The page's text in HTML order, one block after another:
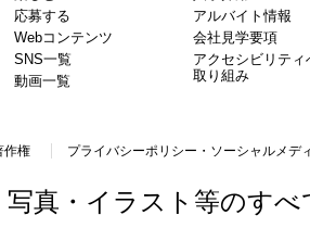
応募する
Webコンテンツ
SNS一覧
動画一覧
アルバイト情報
会社見学要項
アクセシビリティ
取り組み
作権 プライバシーポリシー・ソーシャルメデ
写真・イラスト等のす